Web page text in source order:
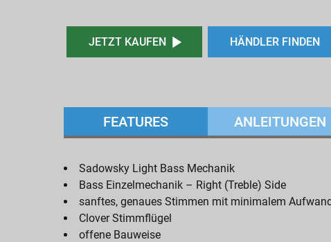
JETZT KAUFEN HÄNDLER FINDEN
FEATURES ANLEITUNGEN
Sadowsky Light Bass Mechanik
Bass Einzelmechanik – Right (Treble) Side
sanftes, genaues Stimmen mit minimalem
Clover Stimmflügel
offene Bauweise